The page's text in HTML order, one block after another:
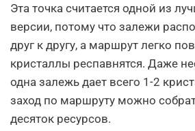
Эта точка считается одной из
версии, потому что залежи
друг к другу, а маршрут легко
кристаллы респавнятся. Даже
одна залежь дает всего 1-2
заход по маршруту можно
десяток ресурсов.